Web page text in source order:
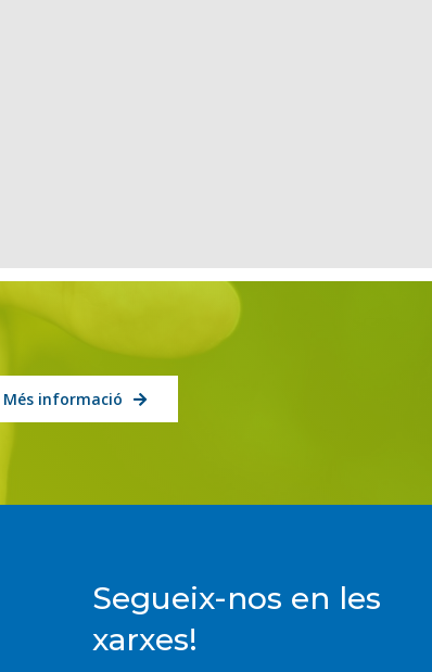
Més informació
Segueix-nos en les
xarxes!